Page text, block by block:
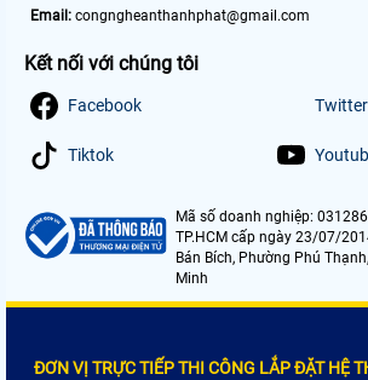
Email: congngheanthanhphat@gmail.com
Kết nối với chúng tôi
Facebook Twitter
Tiktok
Mã số doanh nghiệp:
TP.HCM cấp ngày 23/07/
Bán Bích, Phường Phú
Minh
ĐƠN VỊ TRỰC TIẾP THI CÔNG LẮP ĐẶT HỆ